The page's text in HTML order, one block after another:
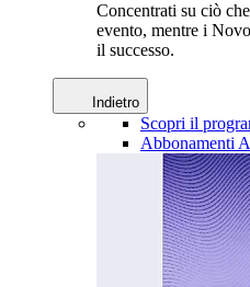
Concentrati su ciò
evento, mentre i
il successo.
Indietro
Scopri il
Abbonamenti